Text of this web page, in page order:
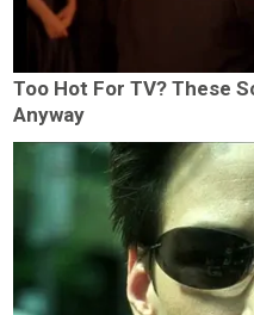
Too Hot For TV? These
Anyway